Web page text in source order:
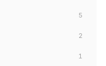
5
2
1